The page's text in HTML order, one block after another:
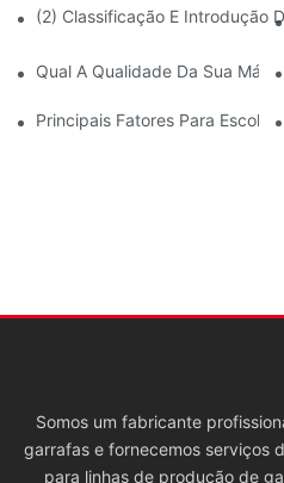
(2) Classificação E Introdução
Qual A Qualidade Da Sua
Principais Fatores Para
Somos um fabricante
garrafas e fornecemos serviços
para linhas de produção de